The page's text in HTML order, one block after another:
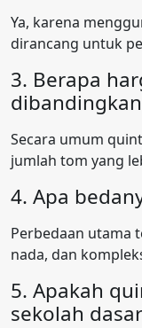
Ya, karena
dirancang untuk
3. Berapa
Secara umum
jumlah tom yang
4. Apa
Perbedaan utama
nada, dan
5. Apakah
sekolah